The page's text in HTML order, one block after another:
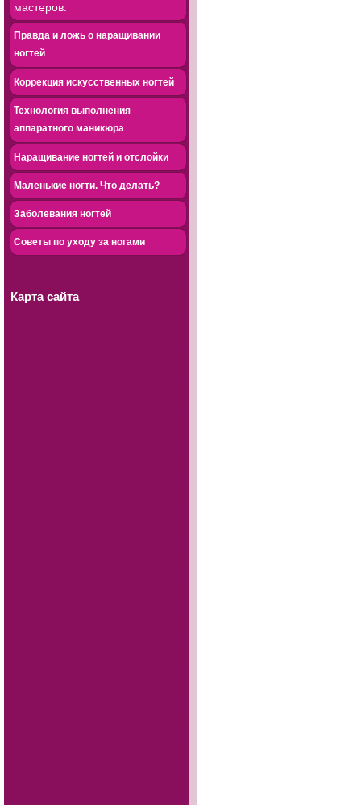
мастеров.
Правда и ложь о наращивании
ногтей
Коррекция искусственных ногтей
Технология выполнения
аппаратного маникюра
Наращивание ногтей и отслойки
Маленькие ногти. Что делать?
Заболевания ногтей
Советы по уходу за ногами
Карта сайта